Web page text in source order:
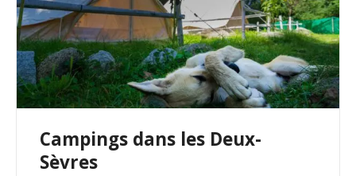
Campings dans les Deux-
Sèvres